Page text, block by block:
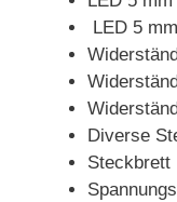
LED 5
Diverse
Steckbrett